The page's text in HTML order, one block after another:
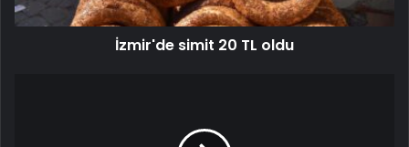
İzmir'de simit 20 TL oldu